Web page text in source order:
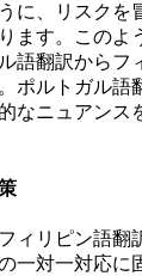
に、リスクを
ます。このよ
語翻訳からフ
ポルトガル語
なニュアンス
ィリピン語翻
一対一対応に